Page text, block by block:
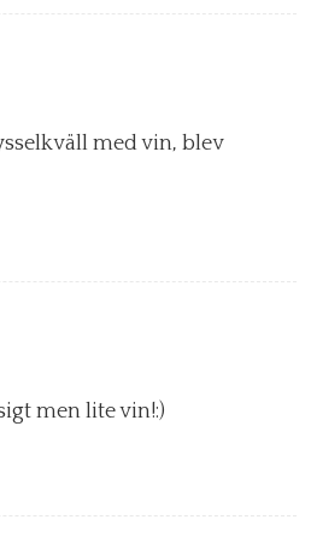
med vin, blev
men lite vin!:)